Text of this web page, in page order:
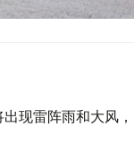
现雷阵雨和大风，